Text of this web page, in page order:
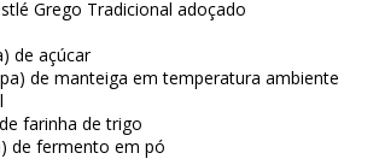
Grego Tradicional adoçado
de açúcar
de manteiga em temperatura ambiente
farinha de trigo
de fermento em pó